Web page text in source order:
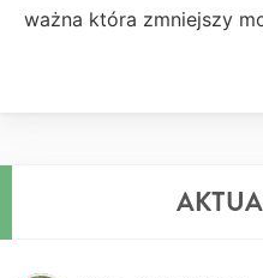
ważna która zmniejszy